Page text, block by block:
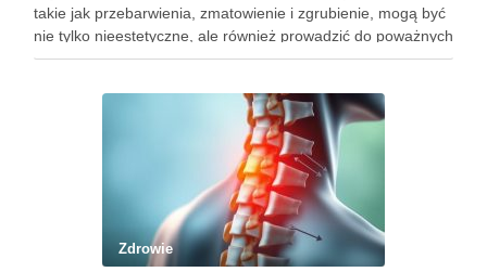
takie jak przebarwienia, zmatowienie i zgrubienie, mogą być
nie tylko nieestetyczne, ale również prowadzić do poważnych
konsekwencji zdrowotnych. Infekcje te są wywoływane przez
Zdrowie